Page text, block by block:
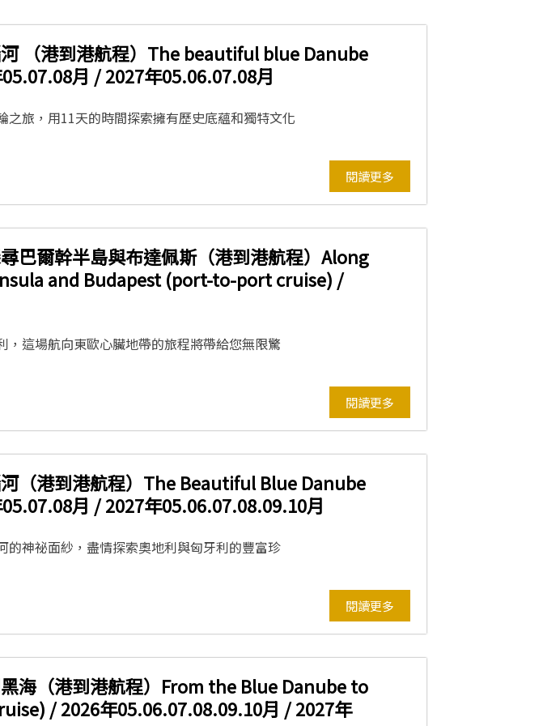
（港到港航程）The beautiful blue Danube
月 / 2027年05.06.07.08月
旅，用11天的時間探索擁有歷史底蘊和獨特文化
閱讀更多
巴爾幹半島與布達佩斯（港到港航程）Along
and Budapest (port-to-port cruise) /
這場航向東歐心臟地帶的旅程將帶給您無限驚
閱讀更多
（港到港航程）The Beautiful Blue Danube
月 / 2027年05.06.07.08.09.10月
神祕面紗，盡情探索奧地利與匈牙利的豐富珍
閱讀更多
海（港到港航程）From the Blue Danube to
/ 2026年05.06.07.08.09.10月 / 2027年